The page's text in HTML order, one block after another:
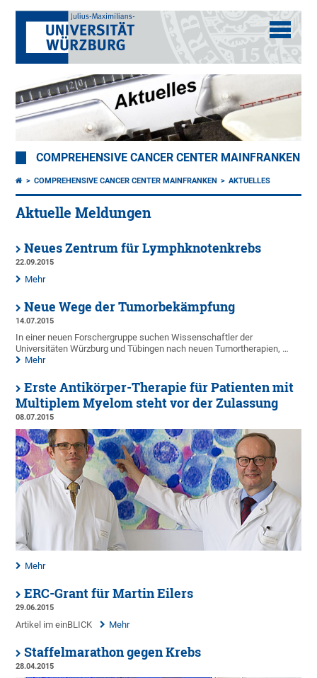
COMPREHENSIVE CANCER CENTER MAINFRANKEN
COMPREHENSIVE CANCER CENTER MAINFRANKEN AKTUELLES
Aktuelle Meldungen
Neues Zentrum für Lymphknotenkrebs
22.09.2015
Mehr
Neue Wege der Tumorbekämpfung
14.07.2015
In einer neuen Forschergruppe suchen Wissenschaftler der
Universitäten Würzburg und Tübingen nach neuen Tumortherapien, …
Mehr
Erste Antikörper-Therapie für Patienten mit
Multiplem Myelom steht vor der Zulassung
08.07.2015
Mehr
ERC-Grant für Martin Eilers
29.06.2015
Artikel im einBLICK Mehr
Staffelmarathon gegen Krebs
28.04.2015